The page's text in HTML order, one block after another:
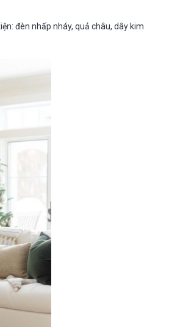
đèn nhấp nháy, quả châu, dây kim